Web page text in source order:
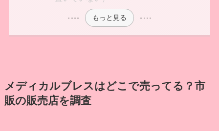
もっと見る
メディカルブレスはどこで売ってる？市
販の販売店を調査